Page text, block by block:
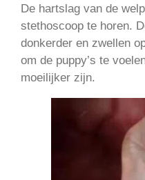
De hartslag van de
stethoscoop te horen.
donkerder en zwellen
om de puppy’s te
moeilijker zijn.